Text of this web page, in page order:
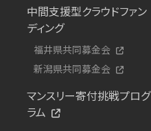
中間支援型クラウドファン
ディング
福井県共同募金会
新潟県共同募金会
マンスリー寄付挑戦プログ
ラム